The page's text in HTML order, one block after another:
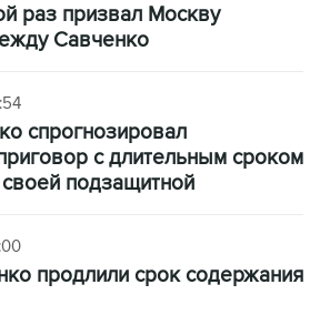
раз призвал Москву
Савченко
спрогнозировал
с длительным сроком
подзащитной
продлили срок содержания